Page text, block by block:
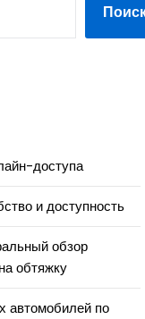
доступа
и доступность
обзор
обтяжку
автомобилей по